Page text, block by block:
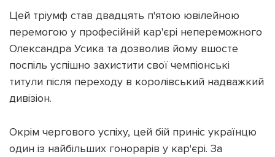
Цей тріумф став двадцять п'ятою ювілейною
перемогою у професійній кар'єрі непереможного
Олександра Усика та дозволив йому вшосте
поспіль успішно захистити свої чемпіонські
титули після переходу в королівський надважкий
дивізіон.
Окрім чергового успіху, цей бій приніс українцю
один із найбільших гонорарів у кар'єрі. За